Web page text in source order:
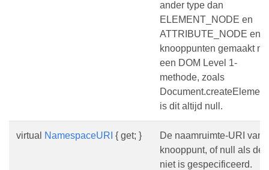
ander type dan
ELEMENT_NODE en
ATTRIBUTE_NODE en
knooppunten gemaakt
een DOM Level 1-
methode, zoals
is dit altijd null.
virtual NamespaceURI { get; }
De naamruimte-URI van
knooppunt, of null als
niet is gespecificeerd.